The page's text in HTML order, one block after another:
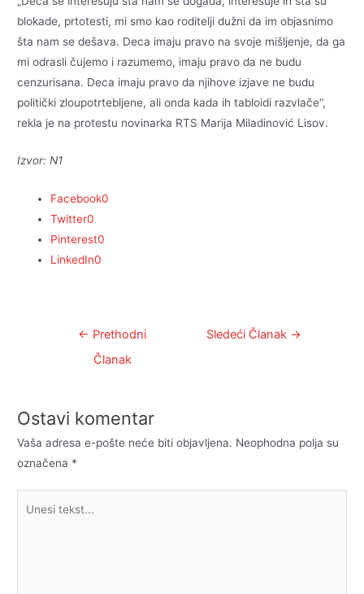
blokade, prtotesti, mi smo kao roditelji dužni da im objasnimo
šta nam se dešava. Deca imaju pravo na svoje mišljenje, da ga
mi odrasli čujemo i razumemo, imaju pravo da ne budu
cenzurisana. Deca imaju pravo da njihove izjave ne budu
politički zloupotrtebljene, ali onda kada ih tabloidi razvlače“,
rekla je na protestu novinarka RTS Marija Miladinović Lisov.
Izvor: N1
Facebook0
Twitter0
Pinterest0
LinkedIn0
Kretanje← Prethodni
Članak
Sledeći Članak →
Ostavi komentar
Vaša adresa e-pošte neće biti objavljena. Neophodna polja su
označena *